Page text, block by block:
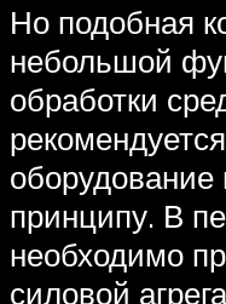
Но подобная
небольшой
обработки
оборудование
принципу. В
необходимо
силовой